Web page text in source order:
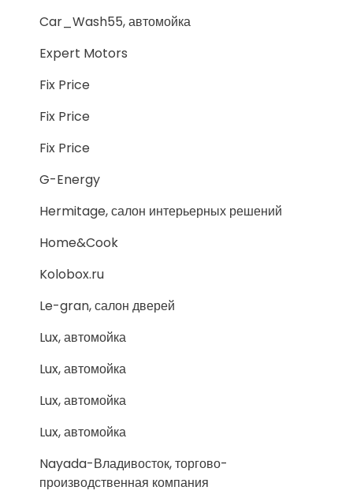
Car_Wash55, автомойка
Expert Motors
Fix Price
Fix Price
Fix Price
G-Energy
Hermitage, салон интерьерных решений
Home&Cook
Kolobox.ru
Le-gran, салон дверей
Lux, автомойка
Lux, автомойка
Lux, автомойка
Lux, автомойка
Nayada-Владивосток, торгово-
производственная компания